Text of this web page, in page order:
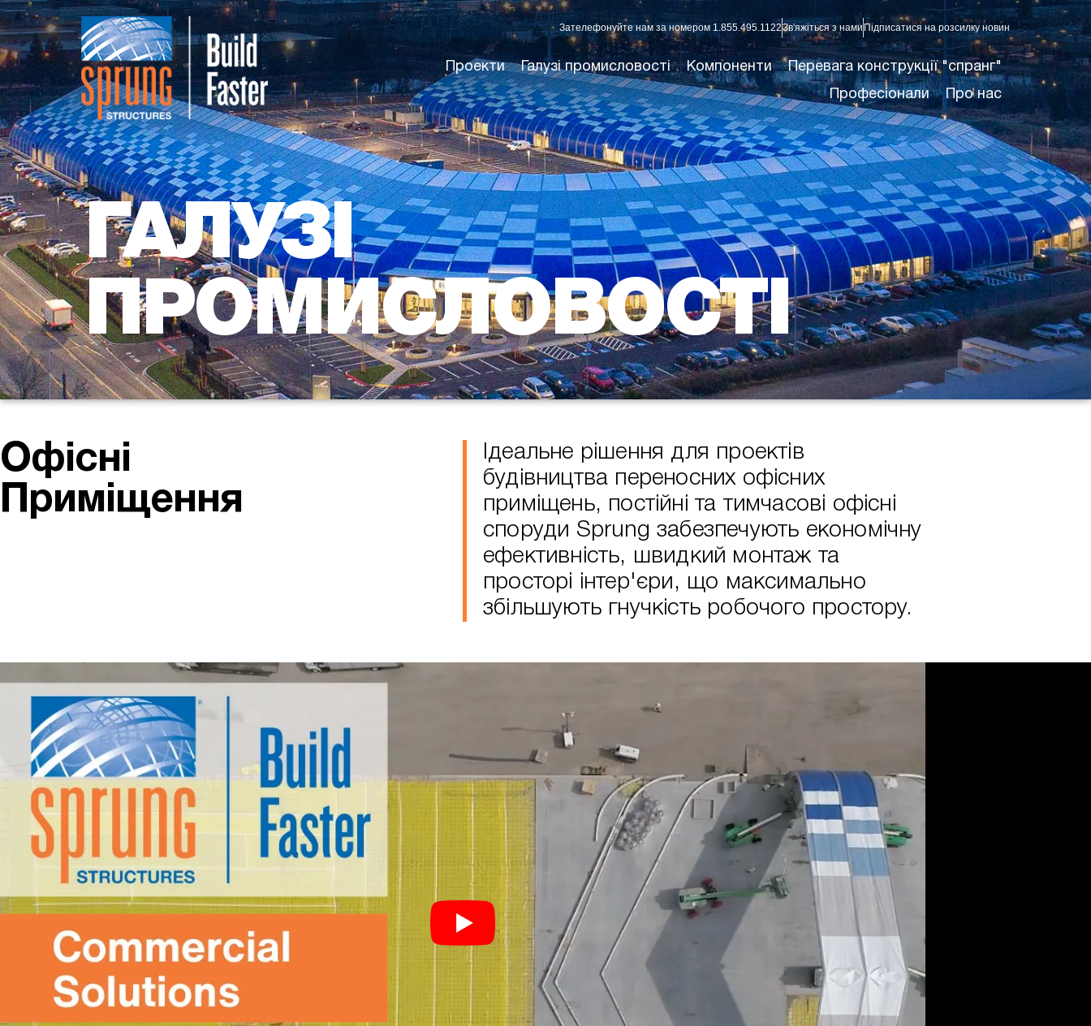
Зателефонуйте нам за номером 1.855.495.1122Зв'яжіться з нами Підписатися на розсилку новин
Проекти Галузі промисловості Компоненти
Перевага конструкції "спранг"
Професіонали
Про нас
ГАЛУЗІ
ПРОМИСЛОВОСТІ
Офісні
Приміщення
Ідеальне рішення для проектів
будівництва переносних офісних
приміщень, постійні та тимчасові офісні
споруди Sprung забезпечують економічну
ефективність, швидкий монтаж та
просторі інтер'єри, що максимально
збільшують гнучкість робочого простору.